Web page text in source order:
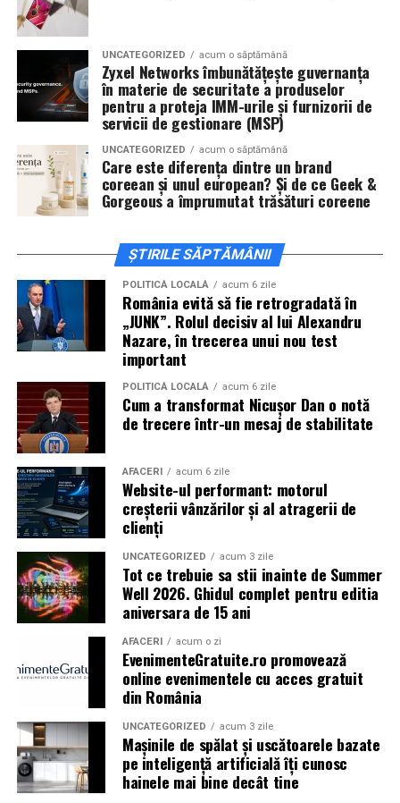
invitați la film alături de regizorul
actoriiSergiu Costache, Vlad si Oana Gherman,
Alexandra Răduță.
Cineplexx Băneasa Shopping City
Bucureștigăzduiește o proiecție specială în prezența
întregii echipe pe15 februarie, de la 17:30.
ÎnCraiova , regizorul Paul Decuși actorii Sergiu
Costache, Azaleea Necula și Oana Gherman vor
Mall pe 16 februarie de la ora 18:00.
ActoriiVlad Gherman, Oana Gherman și Ioana
Ginghină
vin la întâlnirea cu publicul dinCinema City
Vivo! Pitești pe 17 februarie, de la 18:30și vor
participa la o discuție după proiecție, alături de
Paul Decu.
Caravana„În pielea mea”ajunge laCinema City
Shopping City Ploiești, pe 18 februarie, de la 18:30, la
proiecția specială introdusă de regizorul
alături de actoriiIoana State, Vlad și Oana Gherman,
Azaleea Necula și Gabriel Vatavu.
O comedie actuală și spumoasă, filmul
mea”este distribuit de T.R.I.B.E. Films.
TRAILER:https://bit.ly/InPieleaMea
Site oficial:inpieleamea.ro
Mai multe detalii, imagini de la filmări, fragmente din
film, declarații din partea actorilor și informații despre
concursuri sunt disponibile pe paginile social media ale
filmului deFacebook,Instagram,TikTok
Adrian Pădurețu semnează imaginea filmului. De sunet
s-a ocupat Bogdan Ivanovici, de scenografie Anca
UNCATEGORIZED acum o săptămână
Zyxel Networks îmbunătățește guvernanța
în materie de securitate a produselor
pentru a proteja IMM-urile și furnizorii de
servicii de gestionare (MSP)
UNCATEGORIZED acum o săptămână
Care este diferența dintre un brand
coreean și unul european? Și de ce Geek &
Gorgeous a împrumutat trăsături coreene
ȘTIRILE SĂPTĂMÂNII
POLITICĂ LOCALĂ acum 6 zile
România evită să fie retrogradată în
„JUNK”. Rolul decisiv al lui Alexandru
Nazare, în trecerea unui nou test
important
POLITICĂ LOCALĂ acum 6 zile
Cum a transformat Nicușor Dan o notă
de trecere într-un mesaj de stabilitate
AFACERI acum 6 zile
Website-ul performant: motorul
creșterii vânzărilor și al atragerii de
clienți
UNCATEGORIZED acum 3 zile
Tot ce trebuie sa stii inainte de Summer
Well 2026. Ghidul complet pentru editia
aniversara de 15 ani
AFACERI acum o zi
EvenimenteGratuite.ro promovează
online evenimentele cu acces gratuit
din România
UNCATEGORIZED acum 3 zile
Mașinile de spălat și uscătoarele bazate
pe inteligență artificială îți cunosc
hainele mai bine decât tine